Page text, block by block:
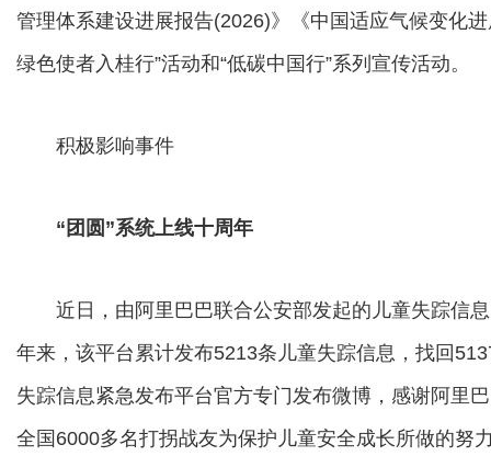
管理体系建设进展报告(2026)》《中国适应气候变化
绿色使者入桂行”活动和“低碳中国行”系列宣传活动。
积极影响事件
“团圆”系统上线十周年
近日，由阿里巴巴联合公安部发起的儿童失踪信息
年来，该平台累计发布5213条儿童失踪信息，找回
失踪信息紧急发布平台官方专门发布微博，感谢阿里
全国6000多名打拐战友为保护儿童安全成长所做的努